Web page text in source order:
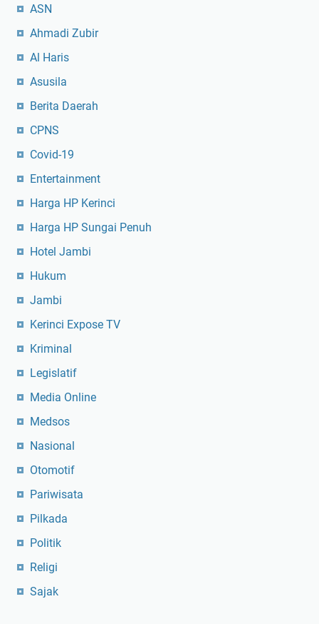
ASN
Ahmadi Zubir
Al Haris
Asusila
Berita Daerah
CPNS
Covid-19
Entertainment
Harga HP Kerinci
Harga HP Sungai Penuh
Hotel Jambi
Hukum
Jambi
Kerinci Expose TV
Kriminal
Legislatif
Media Online
Medsos
Nasional
Otomotif
Pariwisata
Pilkada
Politik
Religi
Sajak